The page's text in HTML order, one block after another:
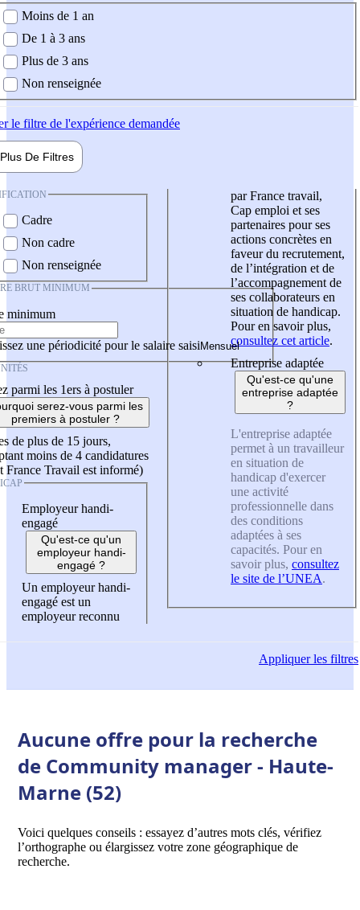
demandée
Moins de 1 an
De 1 à 3 ans
Plus de 3 ans
Non renseignée
le filtre de l'expérience demandée
Plus De Filtres
Cadre
Non cadre
Non renseignée
BRUT MINIMUM
minimum
une périodicité pour le salaire saisi
parmi les 1ers à postuler
serez-vous parmi les
premiers à postuler ?
de plus de 15 jours,
moins de 4 candidatures
France Travail est informé)
Employeur handi-
engagé
Qu'est-ce qu'un
employeur handi-
engagé ?
Un employeur handi-
engagé est un
employeur reconnu
par France travail,
Cap emploi et ses
partenaires pour ses
actions concrètes en
faveur du recrutement,
de l’intégration et de
l’accompagnement de
ses collaborateurs en
situation de handicap.
Pour en savoir plus,
consultez cet article.
Entreprise adaptée
Qu'est-ce qu'une
entreprise adaptée
?
L'entreprise adaptée
permet à un travailleur
en situation de
handicap d'exercer
une activité
professionnelle dans
des conditions
adaptées à ses
capacités. Pour en
savoir plus, consultez
le site de l’UNEA.
Appliquerles filtres
Aucune offre pour la recherche
de Community manager - Haute-
Marne (52)
Voici quelques conseils : essayez d’autres mots clés, vérifiez
l’orthographe ou élargissez votre zone géographique de
recherche.